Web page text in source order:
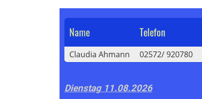
Name Telefon
Claudia Ahmann 02572/ 920780
Dienstag 11.08.2026